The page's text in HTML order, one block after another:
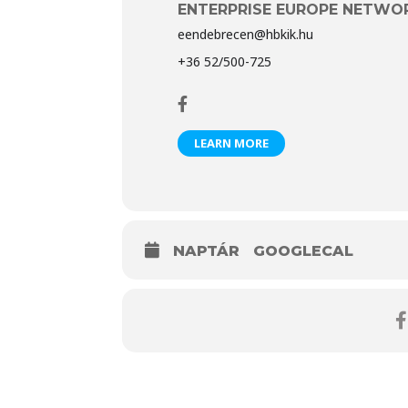
ENTERPRISE EUROPE
eendebrecen@hbkik.hu
+36 52/500-725
LEARN MORE
NAPTÁR GOOGLECAL